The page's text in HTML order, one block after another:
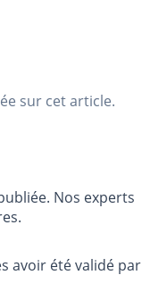
sur cet article.
Nos experts
avoir été validé par